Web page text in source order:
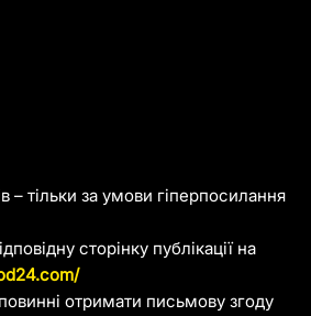
– тільки за умови гіперпосилання
сторінку публікації на
отримати письмову згоду